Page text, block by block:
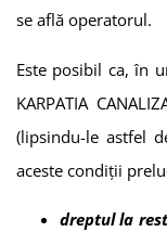
se află operatorul.
Este posibil ca, în
KARPATIA
(lipsindu-le astfel
aceste condiții
dreptul la